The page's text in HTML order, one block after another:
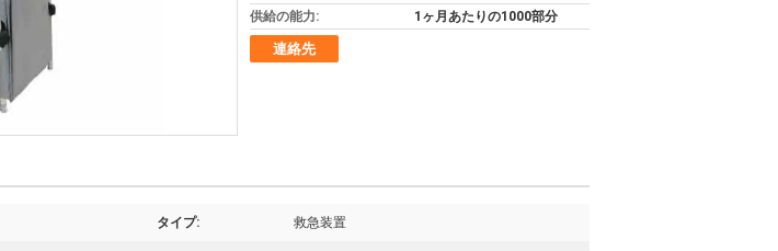
供給の能力:
1ヶ月あたりの1000部分
連絡先
タイプ: 救急装置